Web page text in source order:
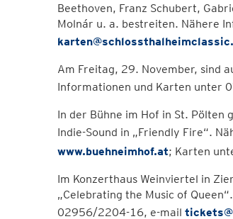
Beethoven, Franz Schubert,
Molnár u. a. bestreiten. Nähere
Am Freitag, 29. November, sind
Informationen und Karten unter
In der Bühne im Hof in St. Pölten
Indie-Sound in „Friendly Fire“.
www.buehneimhof.at; Karten
Im Konzerthaus Weinviertel in
„Celebrating the Music of
02956/2204-16, e-mail